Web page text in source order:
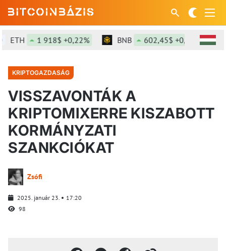
ETH 1 918$ +0,22% BNB 602,45$ +0,25%
KRIPTOGAZDASÁG
VISSZAVONTÁK A
KRIPTOMIXERRE KISZABOTT
KORMÁNYZATI
SZANKCIÓKAT
Zsófi
2025. január 23.
17:20
98